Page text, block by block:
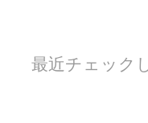
最近チェック